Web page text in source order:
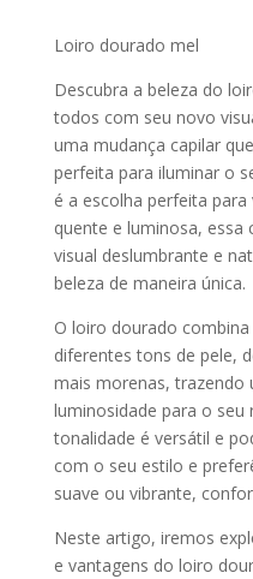
Loiro dourado mel
Descubra a beleza do
todos com seu novo
uma mudança capilar
perfeita para iluminar o
é a escolha perfeita
quente e luminosa,
visual deslumbrante e
beleza de maneira única.
O loiro dourado
diferentes tons de pele,
mais morenas, trazendo
luminosidade para o seu
tonalidade é versátil e
com o seu estilo e
suave ou vibrante,
Neste artigo, iremos
e vantagens do loiro